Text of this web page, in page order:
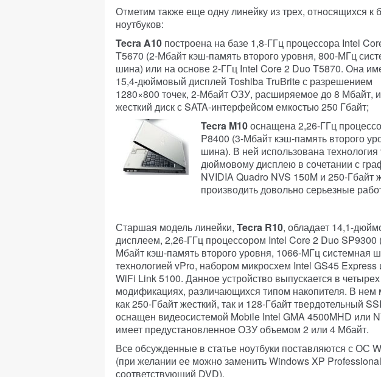
Отметим также еще одну линейку из трех, относящихся к
ноутбуков:
Tecra A10 построена на базе 1,8-ГГц процессора Intel
T5670 (2-Мбайт кэш-память второго уровня, 800-МГц
шина) или на основе 2-ГГц Intel Core 2 Duo T5870. Она
15,4-дюймовый дисплей Toshiba TruBrite с разрешением
1280×800 точек, 2-Мбайт ОЗУ, расширяемое до 8 Мбайт, и
жесткий диск с SATA-интерфейсом емкостью 250 Гбайт;
Tecra M10оснащена 2,26-ГГц
P8400 (3-Мбайт кэш-память второго
шина). В ней использована
дюймовому дисплею в сочетании с
NVIDIA Quadro NVS 150M и 250-Гбайт
производить довольно серьезные
Старшая модель линейки, Tecra R10, обладает 14,1-
дисплеем, 2,26-ГГц процессором Intel Core 2 Duo SP9300
Мбайт кэш-память второго уровня, 1066-МГц системная
технологией vPro, набором микросхем Intel GS45 Express
WiFi Link 5100. Данное устройство выпускается в четырех
модификациях, различающихся типом накопителя. В нем
как 250-Гбайт жесткий, так и 128-Гбайт твердотельный
оснащен видеосистемой Mobile Intel GMA 4500MHD или
имеет предустановленное ОЗУ объемом 2 или 4 Мбайт.
Все обсужденные в статье ноутбуки поставляются с ОС
(при желании ее можно заменить Windows XP
соответствующий DVD).